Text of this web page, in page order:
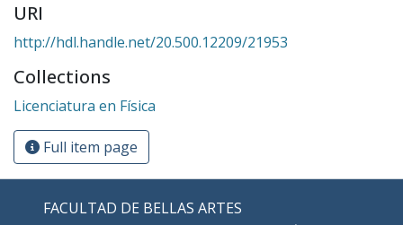
URI
http://hdl.handle.net/20.500.12209/21953
Collections
Licenciatura en Física
Full item page
FACULTAD DE BELLAS ARTES